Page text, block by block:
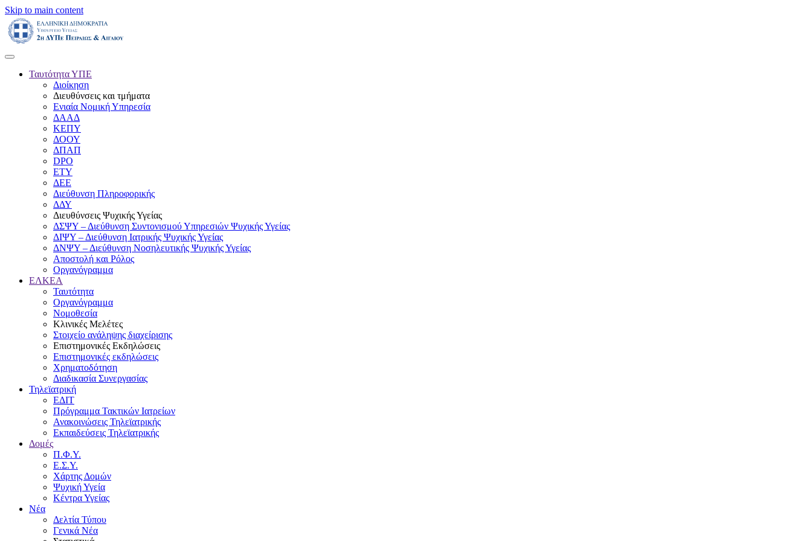
Skip to main content
Ταυτότητα ΥΠΕ
Διοίκηση
Διευθύνσεις και τμήματα
Ενιαία Νομική Υπηρεσία
ΔΑΑΔ
ΚΕΠΥ
ΔΟΟΥ
ΔΠΑΠ
DPO
ΕΤΥ
ΔΕΕ
Διεύθυνση Πληροφορικής
ΔΔΥ
Διευθύνσεις Ψυχικής Υγείας
ΔΣΨΥ – Διεύθυνση Συντονισμού Υπηρεσιών Ψυχικής Υγείας
ΔΙΨΥ – Διεύθυνση Ιατρικής Ψυχικής Υγείας
ΔΝΨΥ – Διεύθυνση Νοσηλευτικής Ψυχικής Υγείας
Αποστολή και Ρόλος
Οργανόγραμμα
ΕΛΚΕΑ
Ταυτότητα
Οργανόγραμμα
Νομοθεσία
Κλινικές Μελέτες
Στοιχείο ανάληψης διαχείρισης
Επιστημονικές Εκδηλώσεις
Επιστημονικές εκδηλώσεις
Χρηματοδότηση
Διαδικασία Συνεργασίας
Τηλεϊατρική
ΕΔΙΤ
Πρόγραμμα Τακτικών Ιατρείων
Ανακοινώσεις Τηλεϊατρικής
Εκπαιδεύσεις Τηλεϊατρικής
Δομές
Π.Φ.Υ.
Ε.Σ.Υ.
Χάρτης Δομών
Ψυχική Υγεία
Κέντρα Υγείας
Νέα
Δελτία Τύπου
Γενικά Νέα